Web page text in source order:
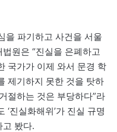
을 파기하고 사건을 서울
원은 “진실을 은폐하고
국가가 이제 와서 문경 학
제기하지 못한 것을 탓하
절하는 것은 부당하다”라
진실화해위’가 진실 규명
봤다.